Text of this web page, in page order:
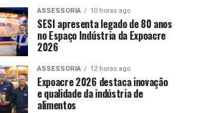
ASSESSORIA 10 horas ago
SESI apresenta legado de 80 anos
no Espaço Indústria da Expoacre
2026
ASSESSORIA 12 horas ago
Expoacre 2026 destaca inovação
e qualidade da indústria de
alimentos